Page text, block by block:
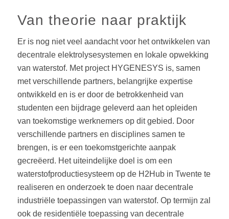
Van theorie naar praktijk
Er is nog niet veel aandacht voor het ontwikkelen van
decentrale elektrolysesystemen en lokale opwekking
van waterstof. Met project HYGENESYS is, samen
met verschillende partners, belangrijke expertise
ontwikkeld en is er door de betrokkenheid van
studenten een bijdrage geleverd aan het opleiden
van toekomstige werknemers op dit gebied. Door
verschillende partners en disciplines samen te
brengen, is er een toekomstgerichte aanpak
gecreëerd. Het uiteindelijke doel is om een
waterstofproductiesysteem op de H2Hub in Twente te
realiseren en onderzoek te doen naar decentrale
industriële toepassingen van waterstof. Op termijn zal
ook de residentiële toepassing van decentrale